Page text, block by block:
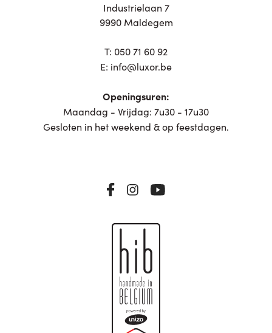
Industrielaan 7
9990 Maldegem
T: 050 71 60 92
E: info@luxor.be
Openingsuren:
Maandag - Vrijdag: 7u30 - 17u30
Gesloten in het weekend & op feestdagen.